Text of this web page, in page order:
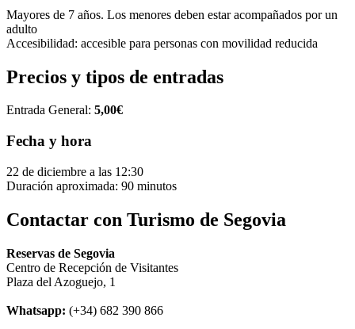
Mayores de 7 años. Los menores deben estar acompañados por un
adulto
Accesibilidad: accesible para personas con movilidad reducida
Precios y tipos de entradas
Entrada General: 5,00€
Fecha y hora
22 de diciembre a las 12:30
Duración aproximada: 90 minutos
Contactar con Turismo de Segovia
Reservas de Segovia
Centro de Recepción de Visitantes
Plaza del Azoguejo, 1
Whatsapp: (+34) 682 390 866